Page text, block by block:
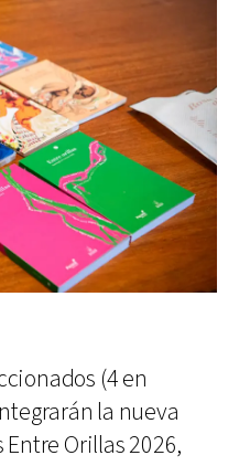
(4 en
la nueva
Orillas 2026,